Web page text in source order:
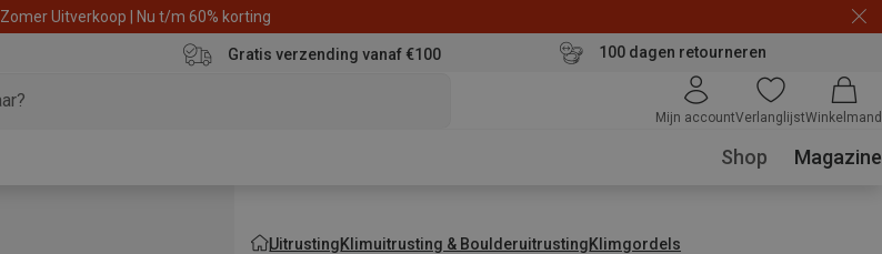
Zomer Uitverkoop | Nu t/m 60% korting
Gratis verzending vanaf €100 100 dagen retourneren
Mijn accountVerlanglijstWinkelmand
Shop Magazine
UitrustingKlimuitrusting & BoulderuitrustingKlimgordels